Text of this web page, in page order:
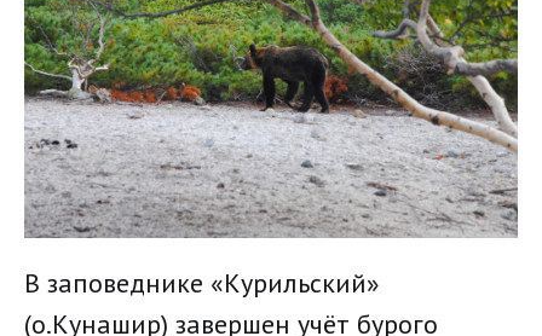
В заповеднике «Курильский»
(о.Кунашир) завершен учёт бурого